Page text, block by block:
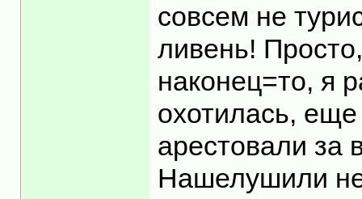
совсем не
ливень!
наконец=то, я
охотилась,
арестовали за
Нашелушили